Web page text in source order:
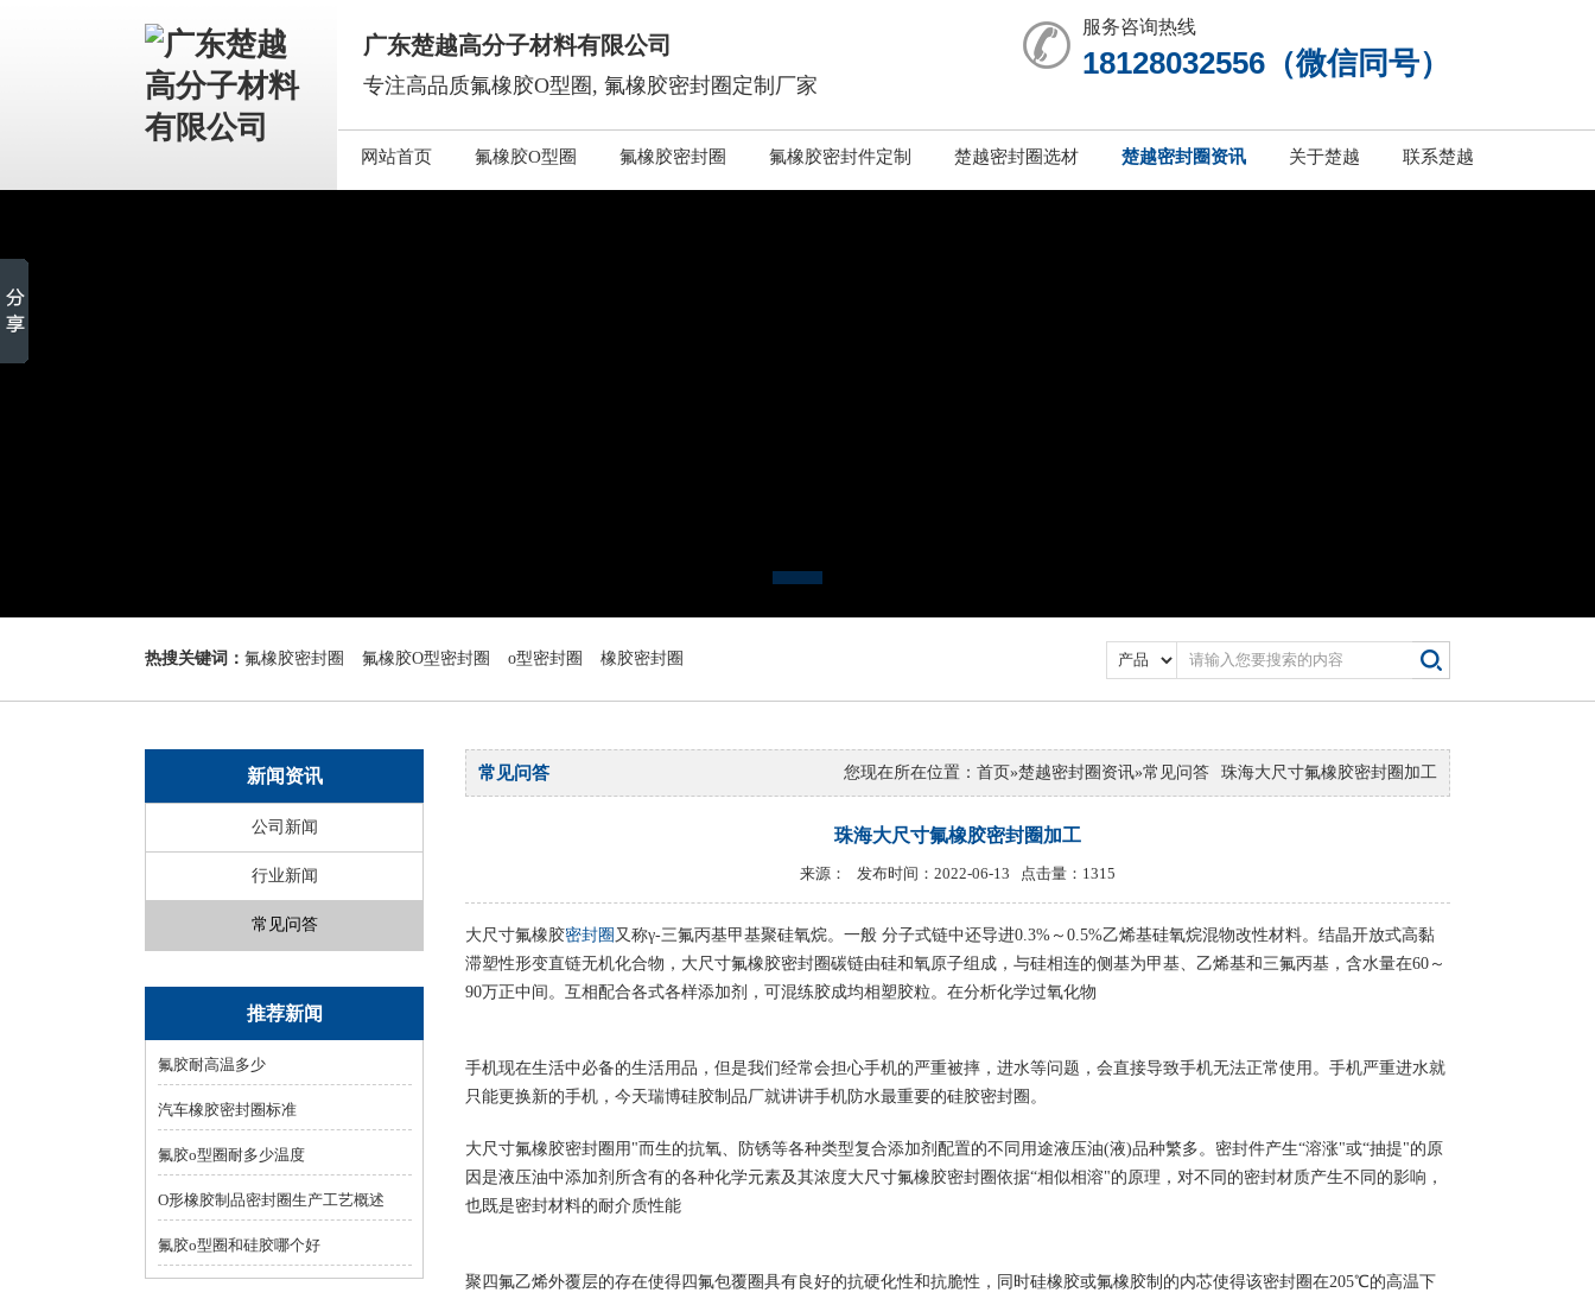
广东楚越高分子材料有限公司
专注高品质氟橡胶O型圈, 氟橡胶密封圈定制厂家
服务咨询热线
18128032556（微信同号）
网站首页 氟橡胶O型圈 氟橡胶密封圈 氟橡胶密封件定制 楚越密封圈选材 楚越密封圈资讯 关于楚越 联系楚越
2
热搜关键词： 氟橡胶密封圈 氟橡胶O型密封圈 o型密封圈 橡胶密封圈
新闻资讯
公司新闻
行业新闻
常见问答
推荐新闻
氟胶耐高温多少
汽车橡胶密封圈标准
氟胶o型圈耐多少温度
O形橡胶制品密封圈生产工艺概述
氟胶o型圈和硅胶哪个好
您现在所在位置： 首页»楚越密封圈资讯»常见问答 珠海大尺寸氟橡胶密封圈加工
常见问答
珠海大尺寸氟橡胶密封圈加工
来源： 发布时间：2022-06-13 点击量：1315
大尺寸氟橡胶密封圈 又称γ-三氟丙基甲基聚硅氧烷。一般 分子式链中还导进0.3%～0.5%乙烯基硅氧烷混物改性材料。结晶开放式高黏
滞塑性形变直链无机化合物，大尺寸氟橡胶密封圈碳链由硅和氧原子组成，与硅相连的侧基为甲基、乙烯基和三氟丙基，含水量在60～
90万正中间。互相配合各式各样添加剂，可混练胶成均相塑胶粒。在分析化学过氧化物
手机现在生活中必备的生活用品，但是我们经常会担心手机的严重被摔，进水等问题，会直接导致手机无法正常使用。手机严重进水就
只能更换新的手机，今天瑞博硅胶制品厂就讲讲手机防水最重要的硅胶密封圈。
大尺寸氟橡胶密封圈用"而生的抗氧、防锈等各种类型复合添加剂配置的不同用途液压油(液)品种繁多。密封件产生“溶涨"或“抽提"的原
因是液压油中添加剂所含有的各种化学元素及其浓度大尺寸氟橡胶密封圈依据“相似相溶"的原理，对不同的密封材质产生不同的影响，
也既是密封材料的耐介质性能
聚四氟乙烯外覆层的存在使得四氟包覆圈具有良好的抗硬化性和抗脆性，同时硅橡胶或氟橡胶制的内芯使得该密封圈在205℃的高温下